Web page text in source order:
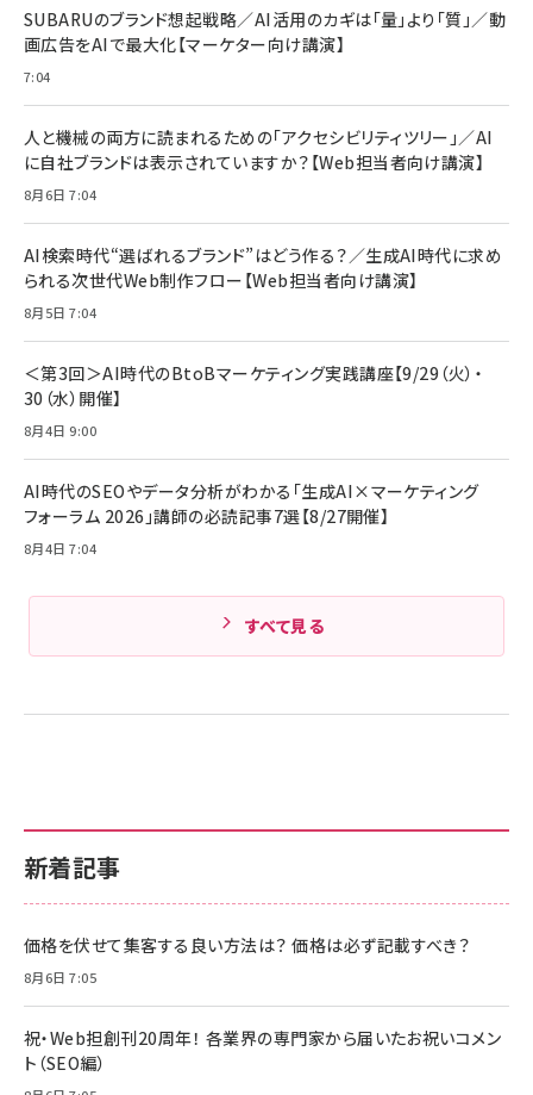
￥1,100
年後半、あなたの恋と運命／山田涼介]
￥880
組織の成果を最大化する ルールのデザイン
すい ガイド枠付き いPhone17 (6.3インチ) 対応
2枚セット DSP25F1698
￥1,599
【New】Amazon Fire TV Stick HD | 手軽にスト
レイヤー
￥6,980
Anker Soundcore P31i (Bluetooth 6.1) 【完
全ワイヤレスイヤホン/アクティブノイズキャンセリ
ング/マルチポイント接続 / 最大50時間再生 / PSE
技術基準適合】ブラック
￥5,990
Anker PowerLine III Flow USB-C & USB-C
ケーブル Anker絡まないケーブル 240W 結束バン
ド付き USB PD対応 シリコン素材採用 iPhone
Amazonランキングをもっと見る
￥5,000
ケーブル Anker絡まないケーブル 240W 結束バン
17 / 16 / 15 / Galaxy iPad Pro MacBook
Pro/Air 各種対応 (1.8m ミッドナイトブラック)
￥1,890
キャンペーン】
￥4,857
新着記事
価格を伏せて集客する良い方法は？ 価格は必ず記載すべき？
8月6日 7:05
祝・Web担創刊20周年！ 各業界の専門家から届いたお祝いコメン
ト（SEO編）
SUBARUのブランド想起戦略／AI活用のカギは「量」より「質」／動
画広告をAIで最大化【マーケター向け講演】
7:04
人と機械の両方に読まれるための「アクセシビリティツリー」／AI
に自社ブランドは表示されていますか？【Web担当者向け講演】
8月6日 7:04
AI検索時代“選ばれるブランド”はどう作る？／生成AI時代に求め
られる次世代Web制作フロー【Web担当者向け講演】
8月5日 7:04
＜第3回＞AI時代のBtoBマーケティング実践講座【9/29（火）・
30（水）開催】
8月4日 9:00
AI時代のSEOやデータ分析がわかる「生成AI×マーケティング
フォーラム 2026」講師の必読記事7選【8/27開催】
8月4日 7:04
すべて見る